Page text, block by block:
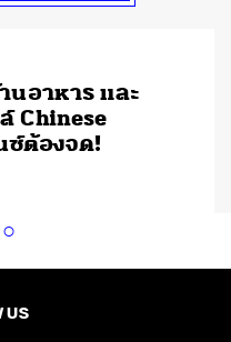
นอาหาร และ
Chinese
ต้องจด!
US